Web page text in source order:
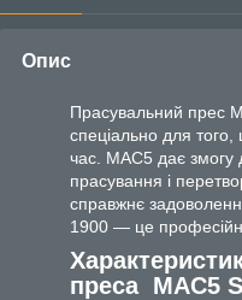
Опис
Прасувальний прес
спеціально для
час. MAC5 дає змогу
прасування і
справжнє
1900 — це
преса MAC5